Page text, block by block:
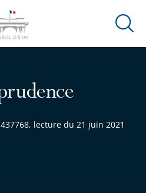
Ouvrir
lecture du 21 juin 2021